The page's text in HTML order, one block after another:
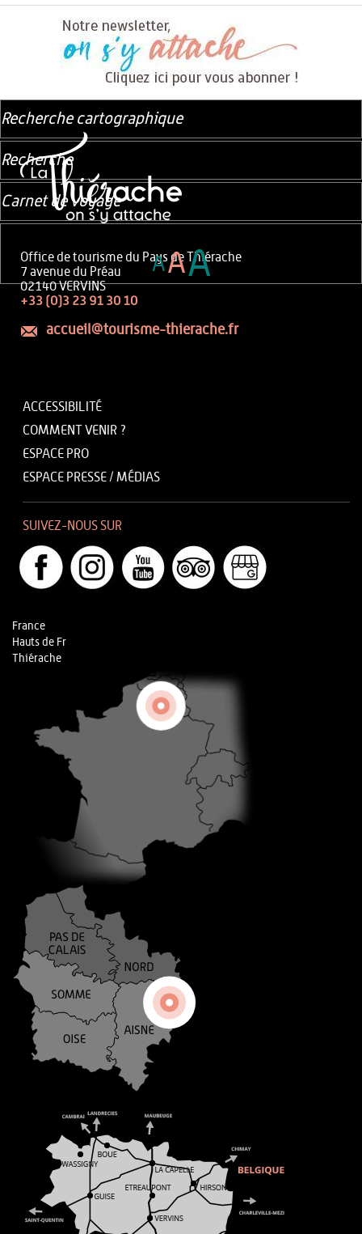
Office de tourisme du Pays de Thiérache
7 avenue du Préau
02140 VERVINS
+33 (0)3 23 91 30 10
accueil@tourisme-thierache.fr
ACCESSIBILITÉ
COMMENT VENIR ?
ESPACE PRO
ESPACE PRESSE / MÉDIAS
SUIVEZ-NOUS SUR
France
Hauts de Fr
Thiérache
Recherche cartographique
Recherche
Carnet de voyage
AAA